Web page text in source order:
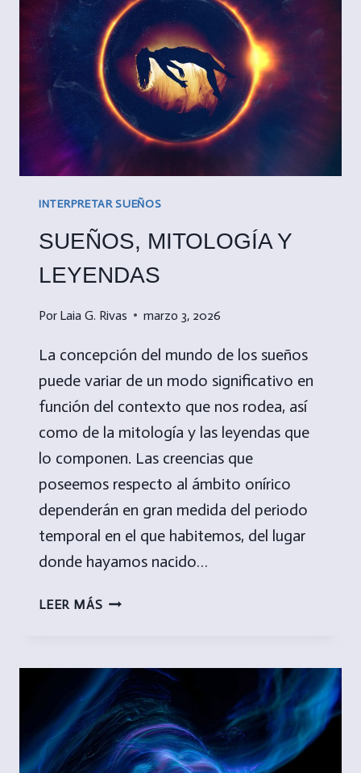
DUERMO?
INTERPRETAR SUEÑOS
SUEÑOS, MITOLOGÍA Y
LEYENDAS
Por Laia G. Rivas marzo 3, 2026
La concepción del mundo de los sueños
puede variar de un modo significativo en
función del contexto que nos rodea, así
como de la mitología y las leyendas que
lo componen. Las creencias que
poseemos respecto al ámbito onírico
dependerán en gran medida del periodo
temporal en el que habitemos, del lugar
donde hayamos nacido…
LEER MÁS SUEÑOS,